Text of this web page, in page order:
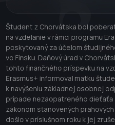
Študent z Chorvátska bol
na vzdelanie v rámci programu
poskytovaný za účelom
vo Fínsku. Daňový úrad v
tohto finančného príspevku na
Erasmus+ informoval matku
k navýšeniu základnej osobnej
prípade nezaopatreného dieťaťa
zákonom stanovených
došlo v príslušnom roku k jej